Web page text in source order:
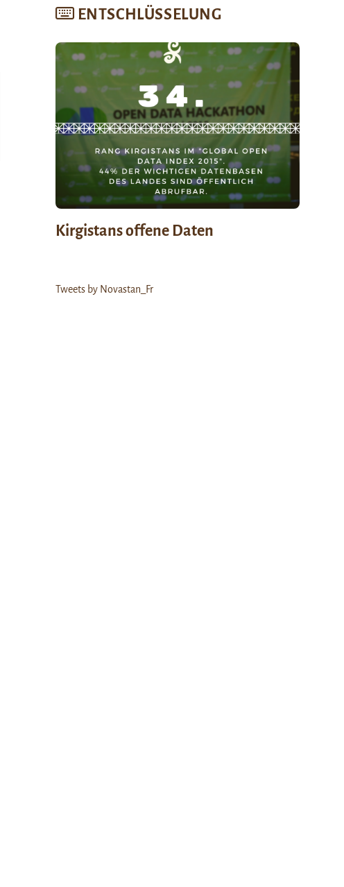
ENTSCHLÜSSELUNG
Kirgistans offene Daten
Tweets by Novastan_Fr